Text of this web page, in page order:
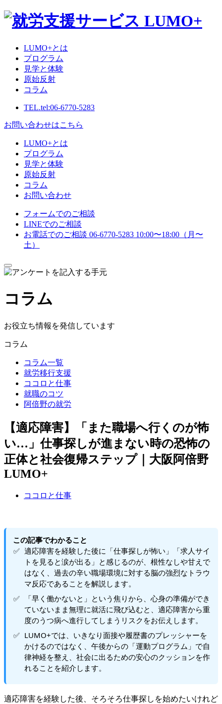
LUMO+とは
プログラム
見学と体験
原始反射
コラム
TEL.tel:06-6770-5283
お問い合わせはこちら
LUMO+とは
プログラム
見学と体験
原始反射
コラム
お問い合わせ
フォームでのご相談
LINEでのご相談
お電話でのご相談 06-6770-5283 10:00〜18:00（月〜
土）
メ
ニ
ー
を
閉
す
る
コラム
お役立ち情報を発信しています
コラム
コラム一覧
就労移行支援
ココロと仕事
就職のコツ
阿倍野の就労
【適応障害】「また職場へ行くのが怖
い…」仕事探しが進まない時の恐怖の
正体と社会復帰ステップ｜大阪阿倍野
LUMO+
ココロと仕事
この記事でわかること
適応障害を経験した後に「仕事探しが怖い」「求人サイ
トを見ると涙が出る」と感じるのが、根性なしや甘えで
はなく、過去の辛い職場環境に対する脳の強烈なトラウ
マ反応であることを解説します。
「早く働かないと」という焦りから、心身の準備ができ
ていないまま無理に就活に飛び込むと、適応障害から重
度のうつ病へ進行してしまうリスクをお伝えします。
LUMO+では、いきなり面接や履歴書のプレッシャーを
かけるのではなく、午後からの「運動プログラム」で自
律神経を整え、社会に出るための安心のクッションを作
れることを紹介します。
適応障害を経験した後、そろそろ仕事探しを始めたいけれど